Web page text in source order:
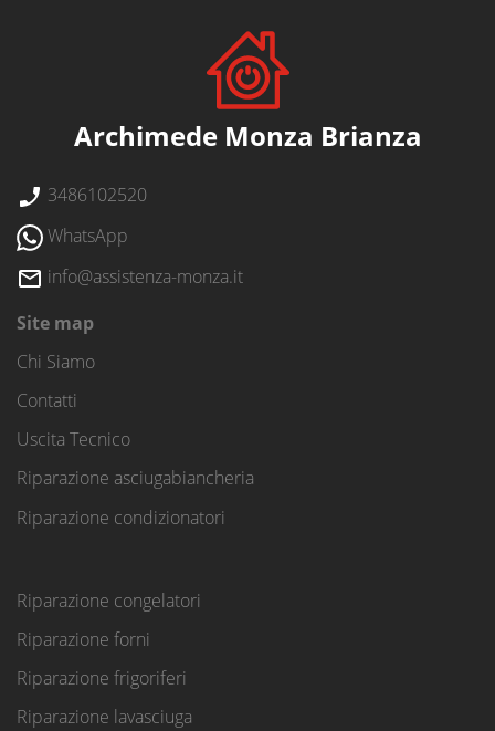
Archimede Monza Brianza
3486102520
WhatsApp
info@assistenza-monza.it
Site map
Chi Siamo
Contatti
Uscita Tecnico
Riparazione asciugabiancheria
Riparazione condizionatori
Riparazione congelatori
Riparazione forni
Riparazione frigoriferi
Riparazione lavasciuga